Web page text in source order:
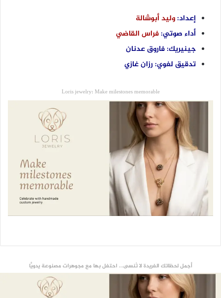
إعداد:وليد أبوشالة
أداء صوتي:فراس القاضي
جينيريك: فاروق عدنان
تدقيق لغوي: رزان غازي
Loris jewelry: Make milestones memorable
أجمل لحظاتك الفريدة لا تُنسى... احتفل بها مع مجوهرات مصنوعة يدويًّا